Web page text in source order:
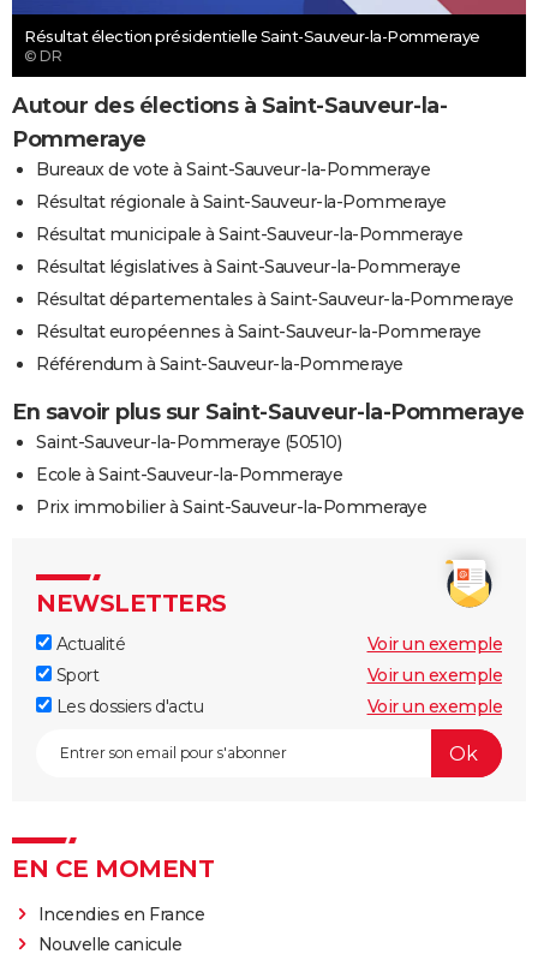
Résultat élection présidentielle Saint-Sauveur-la-Pommeraye
© DR
Autour des élections à Saint-Sauveur-la-
Pommeraye
Bureaux de vote à Saint-Sauveur-la-Pommeraye
Résultat régionale à Saint-Sauveur-la-Pommeraye
Résultat municipale à Saint-Sauveur-la-Pommeraye
Résultat législatives à Saint-Sauveur-la-Pommeraye
Résultat départementales à Saint-Sauveur-la-Pommeraye
Résultat européennes à Saint-Sauveur-la-Pommeraye
Référendum à Saint-Sauveur-la-Pommeraye
En savoir plus sur Saint-Sauveur-la-Pommeraye
Saint-Sauveur-la-Pommeraye (50510)
Ecole à Saint-Sauveur-la-Pommeraye
Prix immobilier à Saint-Sauveur-la-Pommeraye
NEWSLETTERS
Actualité
Voir un exemple
Sport
Voir un exemple
Les dossiers d'actu
Voir un exemple
EN CE MOMENT
Incendies en France
Nouvelle canicule